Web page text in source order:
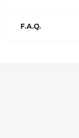
F.A.Q.